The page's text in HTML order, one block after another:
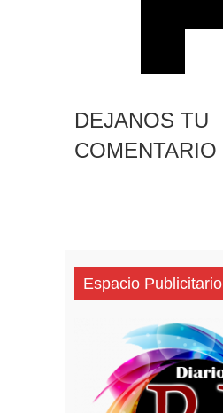
DEJANOS TU
COMENTARIO
Espacio Publicitario